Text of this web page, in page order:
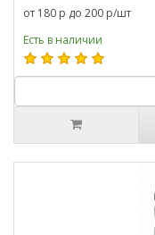
от 180 р до 200 р/шт
Есть в наличии